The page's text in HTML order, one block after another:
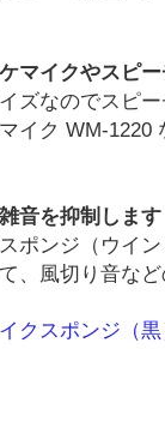
マイクやスピ
ズなのでスピ
イク WM-1220
音を抑制します
ポンジ（ウイ
、風切り音な
クスポンジ（